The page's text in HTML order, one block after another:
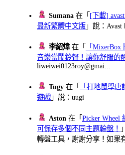
Sumana 在「 [下載]
最新繁體中文版 」說：Avast
李紹煒在「
「MixerBox
音樂當鬧鈴聲！讓你舒服的
liweiwei0123roy@gmai...
Tugy 在「
「打地鼠學
遊戲 」說：uugi
Aston 在「Picker Wheel
可保存多個不同主題輪盤！
轉盤工具，謝謝分享！如果